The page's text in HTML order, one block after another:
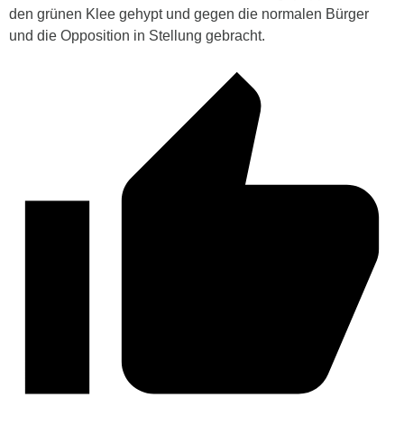
den grünen Klee gehypt und gegen die normalen Bürger
und die Opposition in Stellung gebracht.